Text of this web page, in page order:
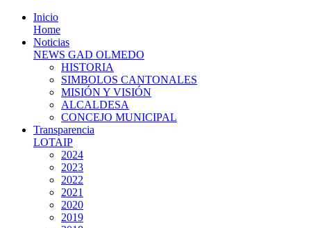
Inicio
Home
Noticias
NEWS GAD OLMEDO
HISTORIA
SIMBOLOS CANTONALES
MISIÓN Y VISIÓN
ALCALDESA
CONCEJO MUNICIPAL
Transparencia
LOTAIP
2024
2023
2022
2021
2020
2019